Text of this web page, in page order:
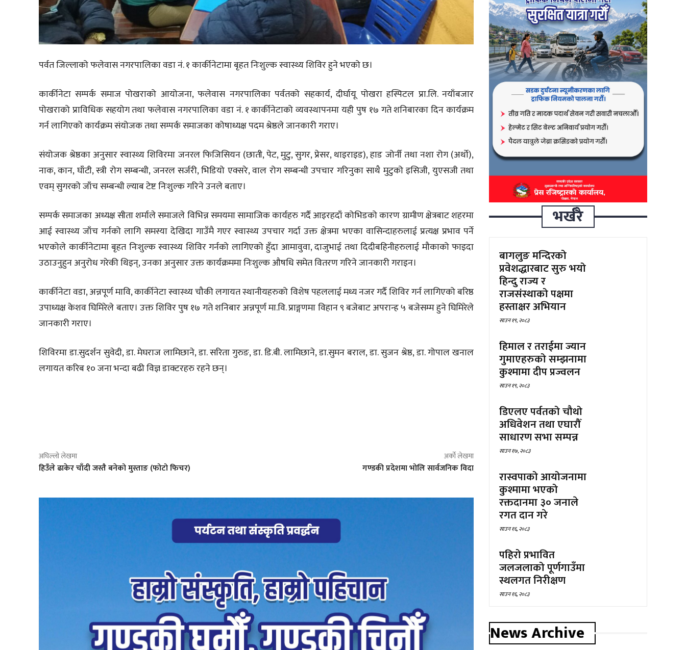
पर्वत जिल्लाको फलेवास नगरपालिका वडा नं. १ कार्कीनेटामा बृहत निःशुल्क स्वास्थ्य शिविर हुने भएको छ।
कार्कीनेटा सम्पर्क समाज पोखराको आयोजना, फलेवास नगरपालिका पर्वतको सहकार्य, दीर्घायू पोखरा हस्पिटल प्रा.लि. नयाँबजार
पोखराको प्राविधिक सहयोग तथा फलेवास नगरपालिका वडा नं. १ कार्कीनेटाको व्यवस्थापनमा यही पुष १७ गते शनिबारका दिन कार्यक्रम
गर्न लागिएको कार्यक्रम संयोजक तथा सम्पर्क समाजका कोषाध्यक्ष पदम श्रेष्ठले जानकारी गराए।
संयोजक श्रेष्ठका अनुसार स्वास्थ्य शिविरमा जनरल फिजिसियन (छाती, पेट, मुटु, सुगर, प्रेसर, थाइराइड), हाड जोर्नी तथा नशा रोग (अर्थो),
नाक, कान, घाँटी, स्त्री रोग सम्बन्धी, जनरल सर्जरी, भिडियो एक्सरे, वाल रोग सम्बन्धी उपचार गरिनुका साथै मुटुको इसिजी, युएसजी तथा
एवम् सुगरको जाँच सम्बन्धी ल्याब टेष्ट निःशुल्क गरिने उनले बताए।
सम्पर्क समाजका अध्यक्ष सीता शर्माले समाजले विभिन्न समयमा सामाजिक कार्यहरु गर्दै आइरहदाँ कोभिडको कारण ग्रामीण क्षेत्रबाट शहरमा
आई स्वास्थ्य जाँच गर्नको लागि समस्या देखिदा गाउँमै गएर स्वास्थ्य उपचार गर्दा उक्त क्षेत्रमा भएका वासिन्दाहरुलाई प्रत्यक्ष प्रभाव पर्ने
भएकोले कार्कीनेटामा बृहत निःशुल्क स्वास्थ्य शिविर गर्नको लागिएको हुँदा आमावुवा, दाजुभाई तथा दिदीबहिनीहरुलाई मौकाको फाइदा
उठाउनुहुन अनुरोध गरेकी थिइन्, उनका अनुसार उक्त कार्यक्रममा निःशुल्क औषधि समेत वितरण गरिने जानकारी गराइन।
कार्कीनेटा वडा, अन्नपूर्ण मावि, कार्कीनेटा स्वास्थ्य चौकी लगायत स्थानीयहरुको विशेष पहललाई मध्य नजर गर्दै शिविर गर्न लागिएको बरिष्ठ
उपाध्यक्ष केशव घिमिरेले बताए। उक्त शिविर पुष १७ गते शनिबार अन्नपूर्ण मा.वि. प्राङ्गणमा विहान ९ बजेबाट अपरान्ह ५ बजेसम्म हुने घिमिरेले
जानकारी गराए।
शिविरमा डा.सुदर्शन सुवेदी, डा. मेघराज लामिछाने, डा. सरिता गुरुङ, डा. डि.बी. लामिछाने, डा.सुमन बराल, डा. सुजन श्रेष्ठ, डा. गोपाल खनाल
लगायत करिब १० जना भन्दा बढी विज्ञ डाक्टरहरु रहने छन्।
अघिल्लो लेखमा
हिउँले ढाकेर चाँदी जस्तै बनेको मुस्ताङ (फोटो फिचर)
अर्को लेखमा
गण्डकी प्रदेशमा भोलि सार्वजनिक विदा
भर्खरै
बागलुङ मन्दिरको
प्रवेशद्धारबाट सुरु भयो
हिन्दु राज्य र
राजसंस्थाको पक्षमा
हस्ताक्षर अभियान
साउन १९, २०८३
हिमाल र तराईमा ज्यान
गुमाएहरुको सम्झनामा
कुश्मामा दीप प्रज्वलन
साउन १९, २०८३
डिएलए पर्वतको चौथो
अधिवेशन तथा एघारौँ
साधारण सभा सम्पन्न
साउन १७, २०८३
रास्वपाको आयोजनामा
कुश्मामा भएको
रक्तदानमा ३० जनाले
रगत दान गरे
साउन १६, २०८३
पहिरो प्रभावित
जलजलाको पूर्णगाउँमा
स्थलगत निरीक्षण
साउन १६, २०८३
News Archive